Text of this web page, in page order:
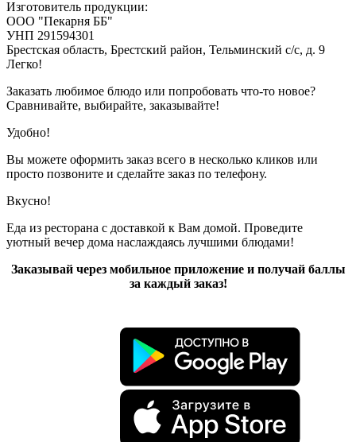
Изготовитель продукции:
ООО "Пекарня ББ"
УНП 291594301
Брестская область, Брестский район, Тельминский с/с, д. 9
Легко!
Заказать любимое блюдо или попробовать что-то новое?
Сравнивайте, выбирайте, заказывайте!
Удобно!
Вы можете оформить заказ всего в несколько кликов или
просто позвоните и сделайте заказ по телефону.
Вкусно!
Еда из ресторана с доставкой к Вам домой. Проведите
уютный вечер дома наслаждаясь лучшими блюдами!
Заказывай через мобильное приложение и получай баллы
за каждый заказ!